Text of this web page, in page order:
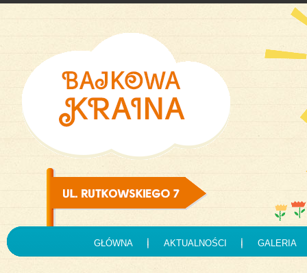
GŁÓWNA AKTUALNOŚCI GALERIA